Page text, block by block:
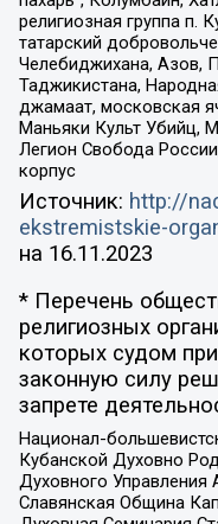
религиозная группа п.
татарский
Челебиджихана, Азов,
Таджикистана,
джамаат, московская
Маньяки Культ Убийц,
Легион Свобода
корпус
Источник: http://
ekstremistskie-
на 16.11.2023
* Перечень
религиозных
которых судом
законную силу
запрете
Национал-
Кубанской Духовно
Духовного Управления
Славянская Община